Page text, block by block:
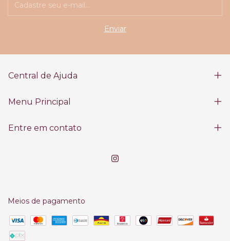
Central de Ajuda
Menu Principal
Entre em contato
Meios de pagamento